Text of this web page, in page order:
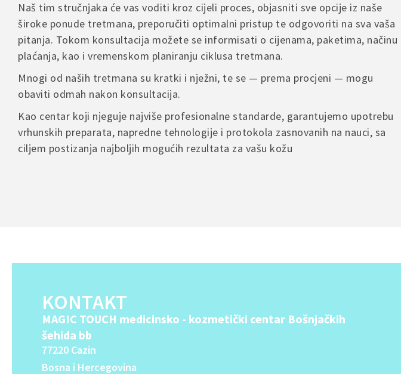
Naš tim stručnjaka će vas voditi kroz cijeli proces, objasniti sve opcije iz naše
široke ponude tretmana, preporučiti optimalni pristup te odgovoriti na sva vaša
pitanja. Tokom konsultacija možete se informisati o cijenama, paketima, načinu
plaćanja, kao i vremenskom planiranju ciklusa tretmana.
Mnogi od naših tretmana su kratki i nježni, te se — prema procjeni — mogu
obaviti odmah nakon konsultacija.
Kao centar koji njeguje najviše profesionalne standarde, garantujemo upotrebu
vrhunskih preparata, napredne tehnologije i protokola zasnovanih na nauci, sa
ciljem postizanja najboljih mogućih rezultata za vašu kožu
KONTAKT
MAGIC TOUCH medicinsko - kozmetički centar Bošnjačkih
šehida bb
77220 Cazin
Bosna i Hercegovina